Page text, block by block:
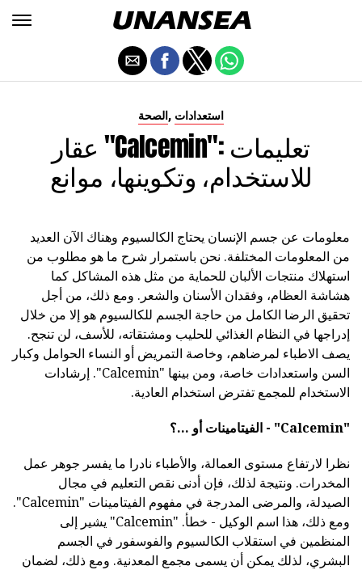
الصحة , استعدادات
عقار "Calcemin": تعليمات
للاستخدام، وتكوينها، موانع
معلومات عن جسم الإنسان يحتاج الكالسيوم وهناك الآن العديد
من المعلومات المختلفة. نحن باستمرار شرح ما هو مطلوب من
استهلاك منتجات الألبان للحماية من مثل هذه المشاكل كما
هشاشة العظام، وفقدان الأسنان والشعر. ومع ذلك، من أجل
تحقيق الرضا الكامل من حاجة الجسم للكالسيوم هو إلا من خلال
إدراجها في النظام الغذائي للحليب ومشتقاته، للأسف، لن تنجح.
يصف الاطباء لمرضاهم، وخاصة التمريض أو النساء الحوامل وكبار
السن واستعدادات خاصة، ومن بينها "Calcemin". إرشادات
الاستخدام للمجمع تفترض استخدام العادية.
"Calcemin" - الفيتامينات أو ...؟
نظرا لارتفاع مستوى العمالة، والأطباء نادرا ما يفسر جوهر عمل
المخدرات. ونتيجة لذلك، فإن أدنى نقص التعليم في مجال
الصيدلة، والمرضى المدرجة في مفهوم الفيتامينات "Calcemin".
ومع ذلك، هذا اسم الوكيل - خطأ. "Calcemin" يشير إلى
المنظمين في استقلاب الكالسيوم والفوسفور في الجسم
البشري، لذلك يمكن أن يسمى مجمع المعدنية. ومع ذلك، لضمان